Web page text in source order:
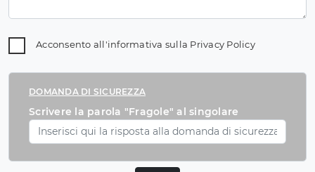
Acconsento all'informativa sulla Privacy Policy
DOMANDA DI SICUREZZA
Scrivere la parola "Fragole" al singolare